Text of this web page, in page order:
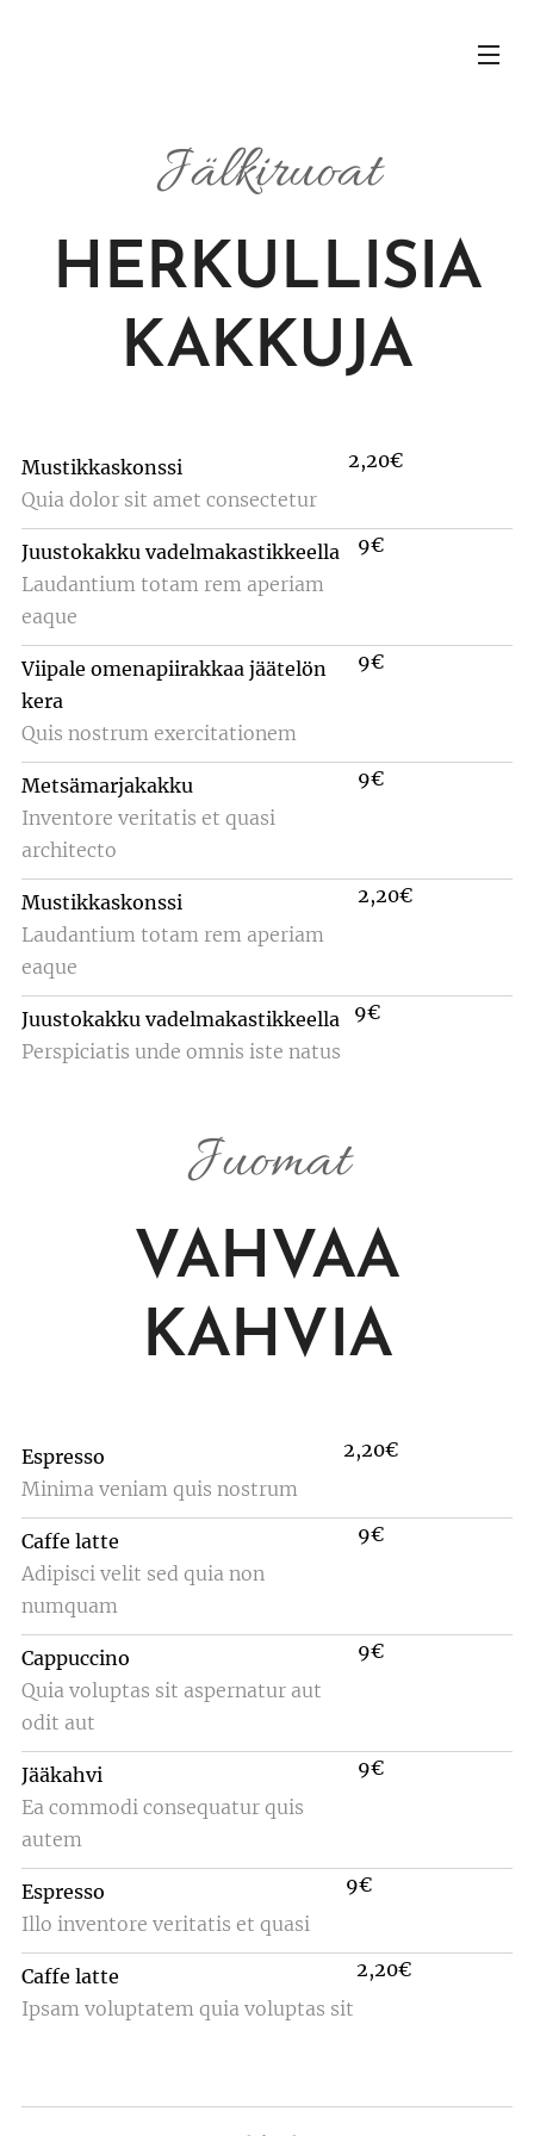
Jälkiruoat
HERKULLISIA
KAKKUJA
Mustikkaskonssi
Quia dolor sit amet consectetur
2,20€
Juustokakku vadelmakastikkeella
Laudantium totam rem aperiam
eaque
9€
Viipale omenapiirakkaa jäätelön
kera
Quis nostrum exercitationem
9€
Metsämarjakakku
Inventore veritatis et quasi
architecto
9€
Mustikkaskonssi
Laudantium totam rem aperiam
eaque
2,20€
Juustokakku vadelmakastikkeella
Perspiciatis unde omnis iste natus
9€
Juomat
VAHVAA
KAHVIA
Espresso
Minima veniam quis nostrum
2,20€
Caffe latte
Adipisci velit sed quia non
numquam
9€
Cappuccino
Quia voluptas sit aspernatur aut
odit aut
9€
Jääkahvi
Ea commodi consequatur quis
autem
9€
Espresso
Illo inventore veritatis et quasi
9€
Caffe latte
Ipsam voluptatem quia voluptas sit
2,20€